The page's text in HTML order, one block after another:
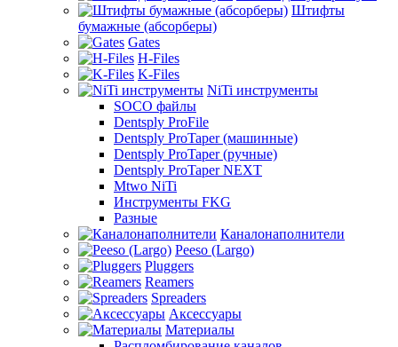
Штифты
бумажные (абсорберы)
Gates
H-Files
K-Files
NiTi инструменты
SOCO файлы
Dentsply ProFile
Dentsply ProTaper (машинные)
Dentsply ProTaper (ручные)
Dentsply ProTaper NEXT
Mtwo NiTi
Инструменты FKG
Разные
Каналонаполнители
Peeso (Largo)
Pluggers
Reamers
Spreaders
Аксессуары
Материалы